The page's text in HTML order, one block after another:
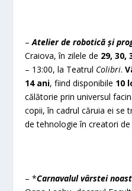
–Atelier de robotică și
Craiova, în zilele de 29, 30,
– 13:00, la Teatrul Colibri.
14 ani, fiind disponibile 10
călătorie prin universul
copii, în cadrul căruia ei se
de tehnologie în creatori
– *Carnavalul vârstei